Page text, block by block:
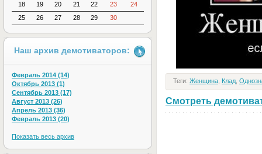
Теги: Женщина Клад
Смотреть
18
19 20 21 22 23
24
25
26 27 28 29 30
Наш архив демотиваторов:
Февраль 2014 (14)
Октябрь 2013 (1)
Сентябрь 2013 (17)
Август 2013 (26)
Апрель 2013 (36)
Февраль 2013 (20)
Показать весь архив